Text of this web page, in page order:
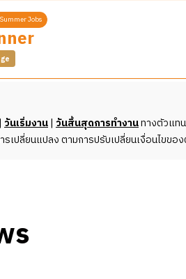
รเปลี่ยนแปลง ขึ้นอยู่กับนายจ้าง
าร้าน สามารถยืนทำงานเป็นระยะเวล
ยรอยยิ้ม จัดที่นั่ง และจัดเตรียมเมนูให้ลูก
ารตามคำขอพิเศษของลูกค้า
งนี้อาจต้องหมุนเวียนระหว่างตำแหน่ง
House (Line Cook, Prep Cook,
บผิดชอบ
จำเป็น
สำหรับการประกอบอาหาร ทำอาหาร
ณอาหารในแต่ละรายการให้ตรงตามข้
รในภาชนะและสถานที่ที่เหมาะสม ติดฉลา
ห้สะอาด
ฐานด้านสุขอนามัยในการทำความสะอา
Summer Jobs
ยดเพิ่มเติมกับพี่ ๆ New Step
| วันเริ่มงาน| วันสิ้นสุดการทำงานทางตัวแท
เปลี่ยนแปลง ตามการปรับเปลี่ยนเงื่อนไขขอ